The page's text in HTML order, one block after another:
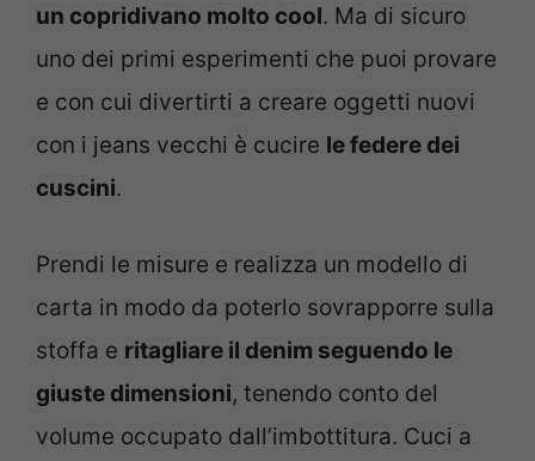
un copridivano molto cool. Ma di sicuro
uno dei primi esperimenti che puoi provare
e con cui divertirti a creare oggetti nuovi
con i jeans vecchi è cucire le federe dei
cuscini.
Prendi le misure e realizza un modello di
carta in modo da poterlo sovrapporre sulla
stoffa e ritagliare il denim seguendo le
giuste dimensioni, tenendo conto del
volume occupato dall’imbottitura. Cuci a